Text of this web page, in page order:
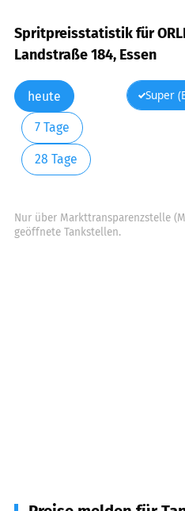
Spritpreisstatistik für
Landstraße 184, Essen
heute
7 Tage
28 Tage
Super
Nur über Markttransparenzstelle
geöffnete Tankstellen.